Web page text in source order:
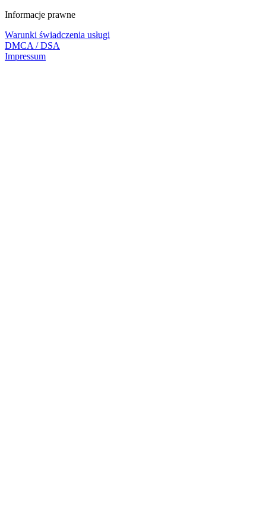
Informacje prawne
Warunki świadczenia usługi
DMCA / DSA
Impressum